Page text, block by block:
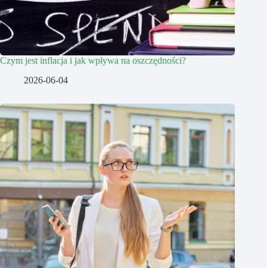
Czym jest inflacja i jak wpływa na oszczędności?
2026-06-04